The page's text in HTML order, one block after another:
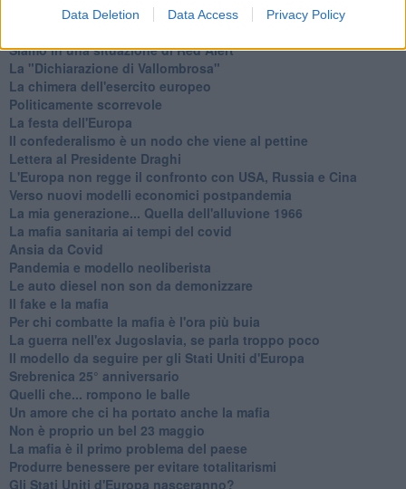
Data Deletion Data Access Privacy Policy
​Nuovi scenari narcos a Firenze?
Siamo in una situazione di Red Alert
La "Dichiarazione di Vallombrosa"
La chimera dell'esercito europeo
Politicamente scorrevole
La festa dell'Europa
Il confederalismo è un nodo che viene al pettine
Lettera al Presidente Draghi
L'Europa non regge il confronto con USA, Russia e Cina
Verso nuovi modelli economici postpandemia
​La mia generazione... Quella dell'alluvione 1966
​La mafia sanitaria ai tempi del covid
Ansia da Covid
Pandemia e modello neoliberista
Le auto diesel non son da demonizzare
​Il fake e la mafia
Per chi combatte la mafia è l'ora più buia
La guerra nell'ex Jugoslavia, se parla troppo poco
Il modello da seguire per gli Stati Uniti d'Europa
Srebrenica 25° anniversario
Quelli che... rompono le balle
Un amore che ci ha portato anche la mafia
Non è proprio un bel 23 maggio
La mafia è il primo problema del paese
Produrre benessere per evitare totalitarismi
Gli Stati Uniti d'Europa nasceranno?